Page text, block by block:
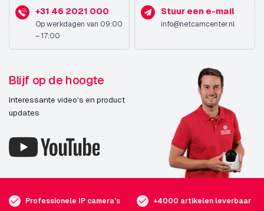
+31 46 2021 000
Op werkdagen van 09:00
– 17:00
Stuur een e-mail
info@netcamcenter.nl
Blijf op de hoogte
Interessante video's en product
updates
Professionele IP camera's
+4000 artikelen leverbaar